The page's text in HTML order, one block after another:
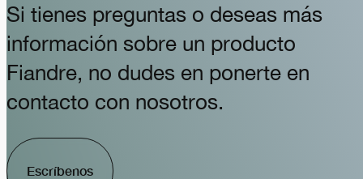
Si tienes preguntas o deseas más
información sobre un producto
Fiandre, no dudes en ponerte en
contacto con nosotros.
Escríbenos